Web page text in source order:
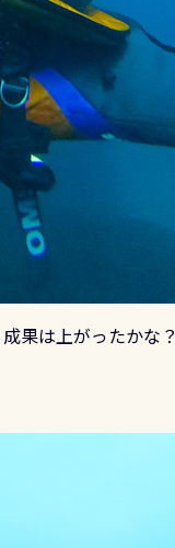
果は上がったかな？